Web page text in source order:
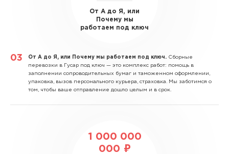
От А до Я, или
Почему мы
работаем под ключ
От А до Я, или Почему мы работаем под ключ. Сборные
перевозки в Гусар под ключ — это комплекс работ: помощь в
заполнении сопроводительных бумаг и таможенном оформлении,
упаковка, вызов персонального курьера, страховка. Мы заботимся о
том, чтобы ваше отправление дошло целым и в срок.
1 000 000
000 ₽